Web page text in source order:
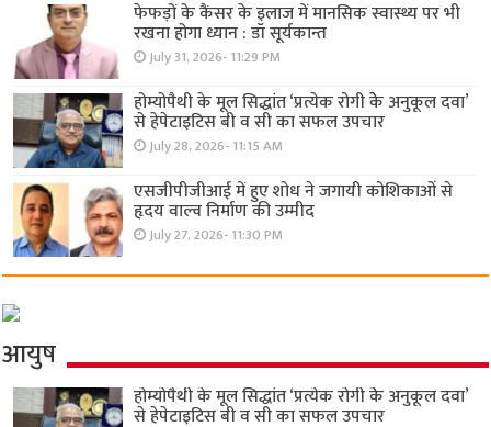
फेफड़ों के कैंसर के इलाज में मानसिक स्वास्थ्य पर भी
रखना होगा ध्यान : डॉ सूर्यकान्त
July 31, 2026- 11:29 PM
होम्योपैथी के मूल सिद्धांत ‘प्रत्येक रोगी केे अनुकूल दवा’
से हेपेटाइटिस बी व सी का सफल उपचार
July 28, 2026- 11:15 AM
एसजीपीजीआई में हुए शोध ने जगायी कोशिकाओं से
हृदय वाल्व निर्माण की उम्मीद
July 27, 2026- 11:30 PM
आयुष
होम्योपैथी के मूल सिद्धांत ‘प्रत्येक रोगी केे अनुकूल दवा’
से हेपेटाइटिस बी व सी का सफल उपचार